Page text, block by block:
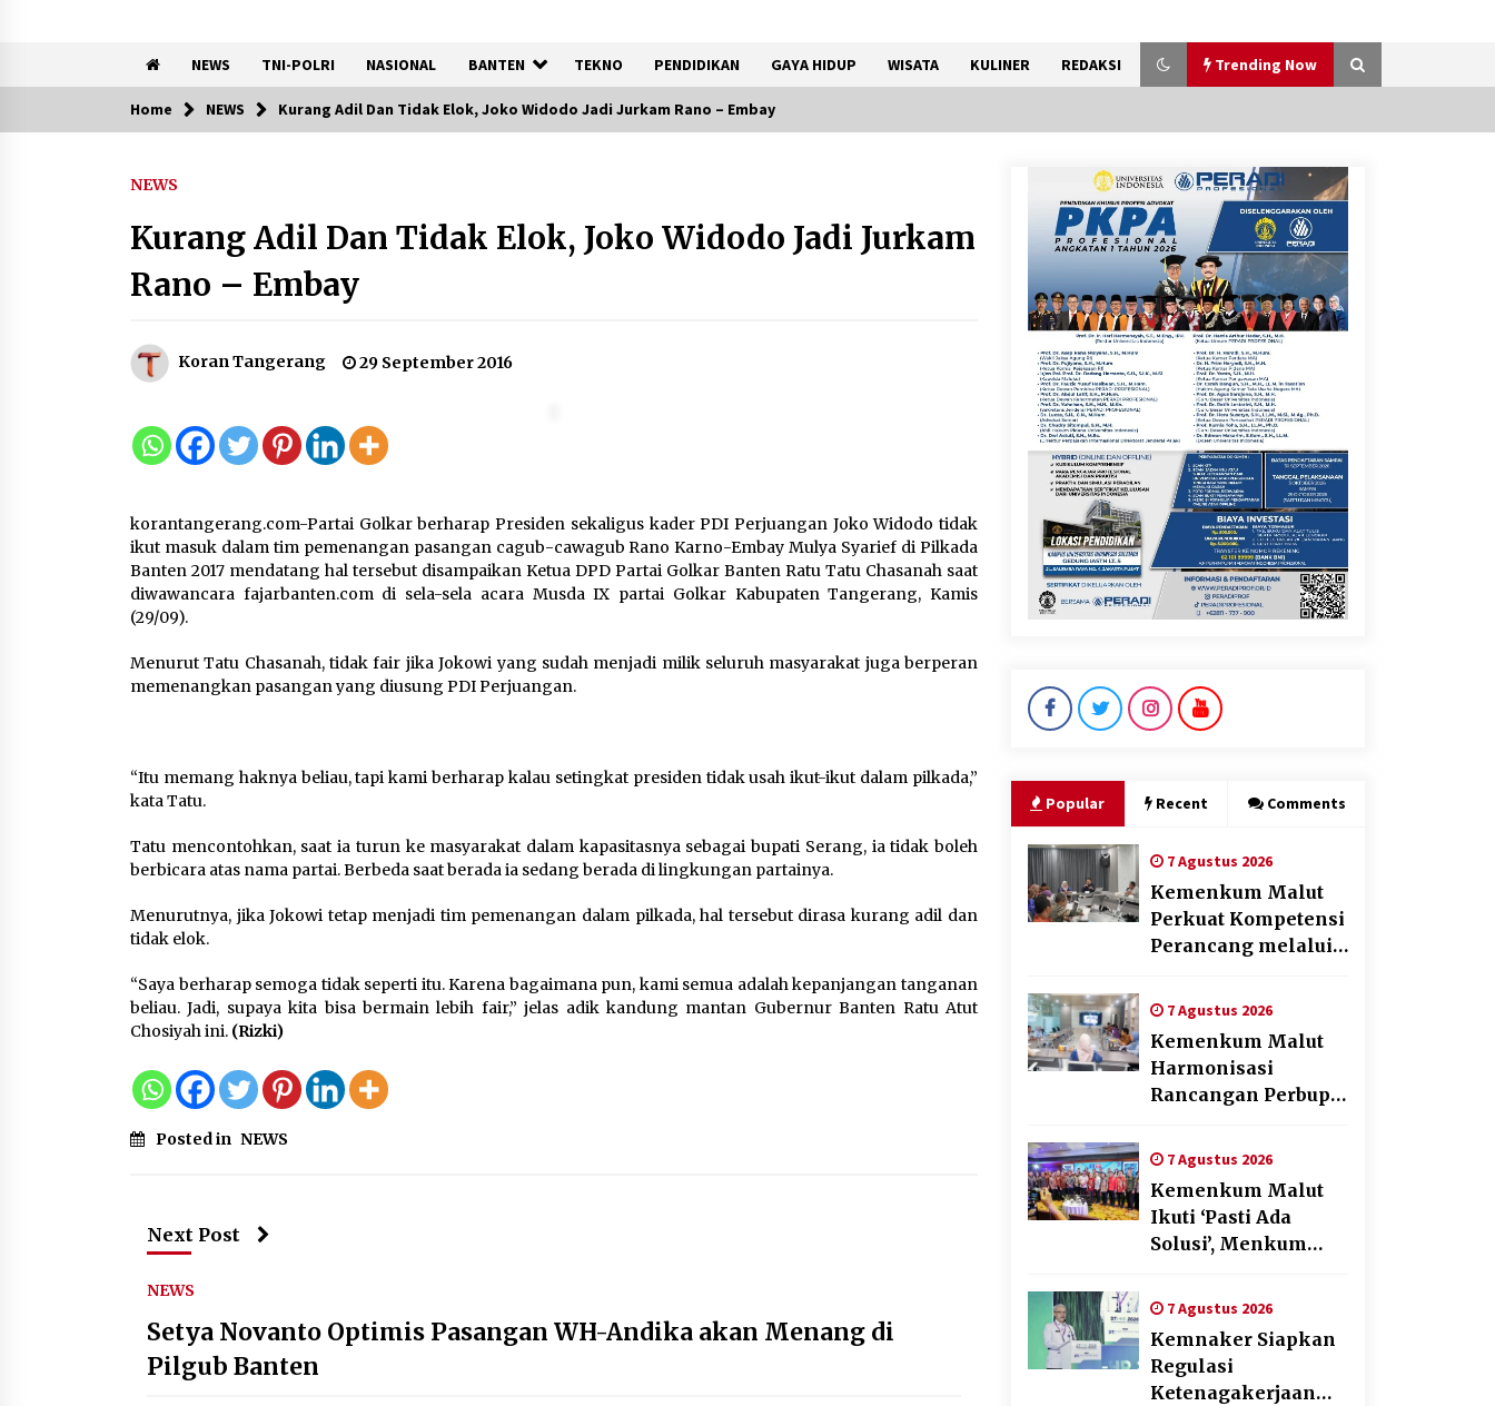
NEWS TNI-POLRI NASIONAL BANTEN TEKNO PENDIDIKAN GAYA HIDUP WISATA KULINER REDAKSI Trending Now
Trending Now
melalui Pendalaman Materi
Daerah
Perbup Pengadaan Barang
dan Jasa pada BUMD Halteng
Kemenkum Malut Ikuti ‘Pasti
Ada Solusi’, Menkum Dorong
Transformasi Digital
7 Agustus 2026
Kemnaker Siapkan Regulasi
Dunia Kerja Modern
7 Agustus 2026
Pemanfaatan Limbah Galon
Bekas, Lapas Banjar Tanam
200 Pohon Cabai Dukung
Program Ketahanan Pangan
7 Agustus 2026
Pemakaian, Terungkap Ada
Transisi Panjang Pengelolaan
, Perumdam TKR Didesak
Transparan
Tangsel Dorong Angka
Partisipasi Sekolah Terus
Meningkat
7 Agustus 2026
KKM Universitas Bina Bangsa
Kelompok 83 Laksanakan
Pendampingan Pembuatan
Spanduk Sebagai Upaya
Memperkuat Pemasaran
UMKM di Desa Cempaka
Jaga Kebugaran Petugas,
dan Skrining TB Lanjutan
Pencatatan Gratis dan
Dikunjungi PWI, Wawan Fauzi:
Peran Media Bisa Berdampak
Home NEWS Kurang Adil Dan Tidak Elok, Joko Widodo Jadi Jurkam Rano – Embay
NEWS
Kurang Adil Dan Tidak Elok, Joko Widodo Jadi Jurkam
Rano – Embay
Koran Tangerang 29 September 2016
korantangerang.com-Partai Golkar berharap Presiden sekaligus kader PDI Perjuangan Joko Widodo tidak
ikut masuk dalam tim pemenangan pasangan cagub-cawagub Rano Karno-Embay Mulya Syarief di Pilkada
Banten 2017 mendatang hal tersebut disampaikan Ketua DPD Partai Golkar Banten Ratu Tatu Chasanah saat
diwawancara fajarbanten.com di sela-sela acara Musda IX partai Golkar Kabupaten Tangerang, Kamis
(29/09).
Menurut Tatu Chasanah, tidak fair jika Jokowi yang sudah menjadi milik seluruh masyarakat juga berperan
memenangkan pasangan yang diusung PDI Perjuangan.
“Itu memang haknya beliau, tapi kami berharap kalau setingkat presiden tidak usah ikut-ikut dalam pilkada,”
kata Tatu.
Tatu mencontohkan, saat ia turun ke masyarakat dalam kapasitasnya sebagai bupati Serang, ia tidak boleh
berbicara atas nama partai. Berbeda saat berada ia sedang berada di lingkungan partainya.
Menurutnya, jika Jokowi tetap menjadi tim pemenangan dalam pilkada, hal tersebut dirasa kurang adil dan
tidak elok.
“Saya berharap semoga tidak seperti itu. Karena bagaimana pun, kami semua adalah kepanjangan tanganan
beliau. Jadi, supaya kita bisa bermain lebih fair,” jelas adik kandung mantan Gubernur Banten Ratu Atut
Chosiyah ini. (Rizki)
Posted in NEWS
Next Post
NEWS
Setya Novanto Optimis Pasangan WH-Andika akan Menang di
Pilgub Banten
Popular Recent Comments
7 Agustus 2026
Kemenkum Malut
Perkuat Kompetensi
Perancang melalui
Penyusunan Produk
Hukum Daerah
7 Agustus 2026
Kemenkum Malut
Harmonisasi
Rancangan Perbup
dan Jasa pada BUMD
Halteng
7 Agustus 2026
Kemenkum Malut
Ikuti ‘Pasti Ada
Solusi’, Menkum
Transformasi
Digital
7 Agustus 2026
Kemnaker Siapkan
Regulasi
Ketenagakerjaan